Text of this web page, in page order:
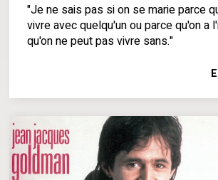
"Je ne sais pas si on se marie parce
vivre avec quelqu'un ou parce qu'on a
qu'on ne peut pas vivre sans."